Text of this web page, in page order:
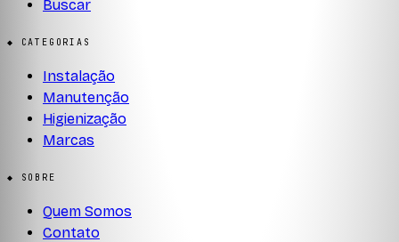
Buscar
◆ CATEGORIAS
Instalação
Manutenção
Higienização
Marcas
◆ SOBRE
Quem Somos
Contato